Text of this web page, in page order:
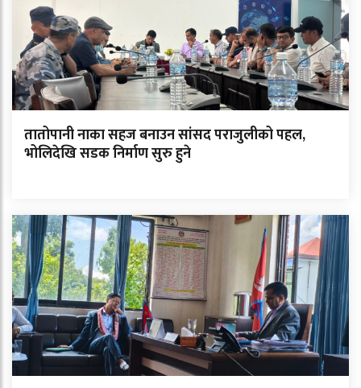
तातोपानी नाका सहज बनाउन सांसद पराजुलीको पहल,
भोलिदेखि सडक निर्माण सुरु हुने